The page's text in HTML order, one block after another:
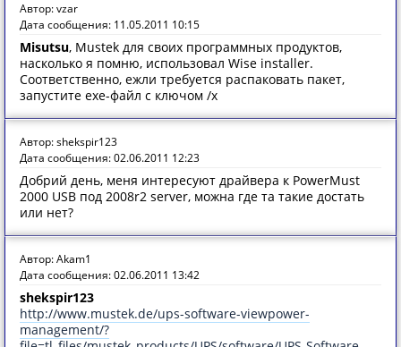
Автор: vzar
Дата сообщения: 11.05.2011 10:15
Misutsu, Mustek для своих программных продуктов,
насколько я помню, использовал Wise installer.
Соответственно, ежли требуется распаковать пакет,
запустите ехе-файл с ключом /x
Автор: shekspir123
Дата сообщения: 02.06.2011 12:23
Добрий день, меня интересуют драйвера к PowerMust
2000 USB под 2008r2 server, можна где та такие достать
или нет?
Автор: Akam1
Дата сообщения: 02.06.2011 13:42
shekspir123
http://www.mustek.de/ups-software-viewpower-
management/?